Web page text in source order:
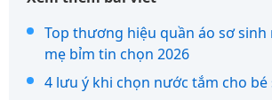
Top thương hiệu quần áo sơ sinh
mẹ bỉm tin chọn 2026
4 lưu ý khi chọn nước tắm cho bé